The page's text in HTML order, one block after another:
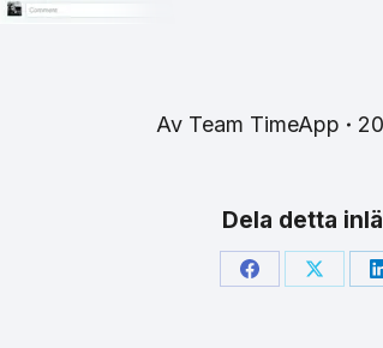
Av Team TimeApp
Dela detta
Share Share